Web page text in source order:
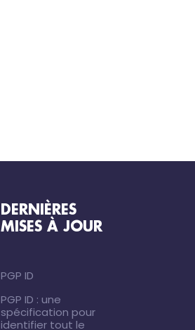
DERNIÈRES
MISES À JOUR
PGP ID
PGP ID : une
spécification pour
identifier tout le